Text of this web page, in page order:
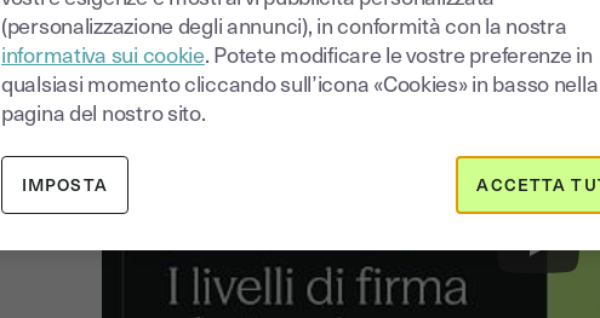
Play
(personalizzazione degli annunci), in conformità con la nostra
informativa sui cookie. Potete modificare le vostre preferenze in
qualsiasi momento cliccando sull’icona «Cookies» in basso nella
pagina del nostro sito.
IMPOSTA ACCETTA